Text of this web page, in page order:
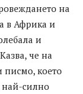
на
в Африка и
и
че на
което
най-силно